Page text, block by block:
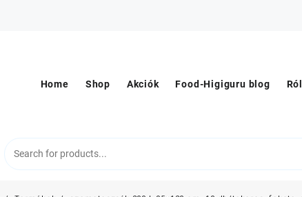
Home Shop Akciók Food-Higiguru blog